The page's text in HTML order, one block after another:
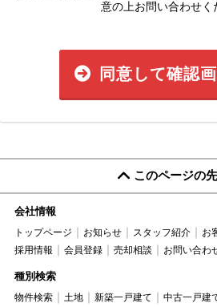
意の上お問い合わせく
同意して確認
このページの
会社情報
トップページ お知らせ スタッフ紹介 お
採用情報
会員登録 売却相談 お問い合わ
種別検索
物件検索 土地 新築一戸建て 中古一戸建